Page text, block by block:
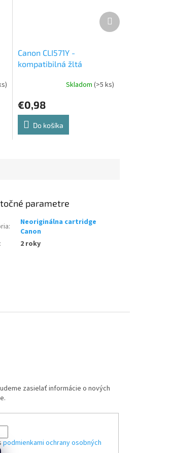
Canon CLI571Y -
kompatibilná žltá
Skladom (>5 ks)
€0,98
Do košíka
Ďalší
produkt
parametre
:
Neoriginálna cartridge
Canon
: 2 roky
zasielať informácie o nových
podmienkami ochrany osobných